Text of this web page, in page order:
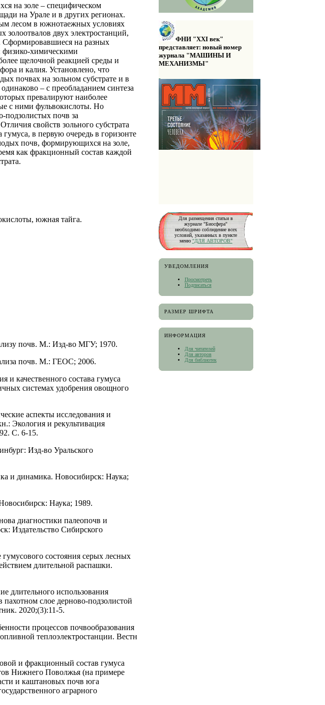
ФНИ "XXI век"
представляет: новый номер
журнала "МАШИНЫ И
МЕХАНИЗМЫ"
Для размещения статьи в
журнале "Биосфера"
необходимо соблюдение всех
условий, указанных в пункте
меню "ДЛЯ АВТОРОВ"
УВЕДОМЛЕНИЯ
Просмотреть
Подписаться
РАЗМЕР ШРИФТА
ИНФОРМАЦИЯ
Для читателей
Для авторов
Для библиотек
на золе – специфическом
на Урале и в других регионах.
лесом в южнотаежных условиях
золоотвалов двух электростанций,
Сформировавшиеся на разных
физико-химическими
щелочной реакцией среды и
и калия. Установлено, что
почвах на зольном субстрате и в
– с преобладанием синтеза
превалируют наиболее
с ними фульвокислоты. Но
подзолистых почв за
свойств зольного субстрата
в первую очередь в горизонте
почв, формирующихся на золе,
как фракционный состав каждой
южная тайга.
почв. М.: Изд-во МГУ; 1970.
почв. М.: ГЕОС; 2006.
качественного состава гумуса
системах удобрения овощного
аспекты исследования и
Экология и рекультивация
С. 6-15.
Изд-во Уральского
и динамика. Новосибирск: Наука;
Наука; 1989.
диагностики палеопочв и
Издательство Сибирского
состояния серых лесных
длительной распашки.
использования
слое дерново-подзолистой
2020;(3):11-5.
процессов почвообразования
теплоэлектростанции. Вестн
и фракционный состав гумуса
Нижнего Поволжья (на примере
и каштановых почв юга
аграрного